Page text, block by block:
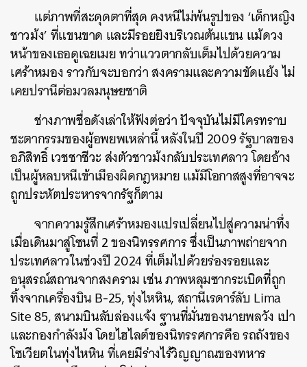
แต่ภาพที่สะดุดตาที่สุด คงหนีไม่พ้นรูปของ ‘เด็กหญิง
ชาวม้ง’ ที่แขนขาด และมีรอยยิงบริเวณต้นแขน แม้ดวง
หน้าของเธอดูเฉยเมย ทว่าแววตากลับเต็มไปด้วยความ
เศร้าหมอง ราวกับจะบอกว่า สงครามและความขัดแย้ง ไม่
เคยปรานีต่อมวลมนุษยชาติ
ช่างภาพชื่อดังเล่าให้ฟังต่อว่า ปัจจุบันไม่มีใครทราบ
ชะตากรรมของผู้อพยพเหล่านี้ หลังในปี 2009 รัฐบาลของ
อภิสิทธิ์ เวชชาชีวะ ส่งตัวชาวม้งกลับประเทศลาว โดยอ้าง
เป็นผู้หลบหนีเข้าเมืองผิดกฎหมาย แม้มีโอกาสสูงที่อาจจะ
ถูกประหัตประหารจากรัฐก็ตาม
จากความรู้สึกเศร้าหมองแปรเปลี่ยนไปสู่ความน่าทึ่ง
เมื่อเดินมาสู่โซนที่ 2 ของนิทรรศการ ซึ่งเป็นภาพถ่ายจาก
ประเทศลาวในช่วงปี 2024 ที่เต็มไปด้วยร่องรอยและ
อนุสรณ์สถานจากสงคราม เช่น ภาพหลุมซากระเบิดที่ถูก
ทิ้งจากเครื่องบิน B-25, ทุ่งไหหิน, สถานีเรดาร์ลับ Lima
Site 85, สนามบินลับล่องแจ้ง ฐานที่มั่นของนายพลวัง เปา
และกองกำลังม้ง โดยไฮไลต์ของนิทรรศการคือ รถถังของ
โซเวียตในทุ่งไหหิน ที่เคยมีร่างไร้วิญญาณของทหาร